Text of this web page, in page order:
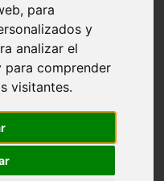
para
y
analizar el
comprender
visitantes.